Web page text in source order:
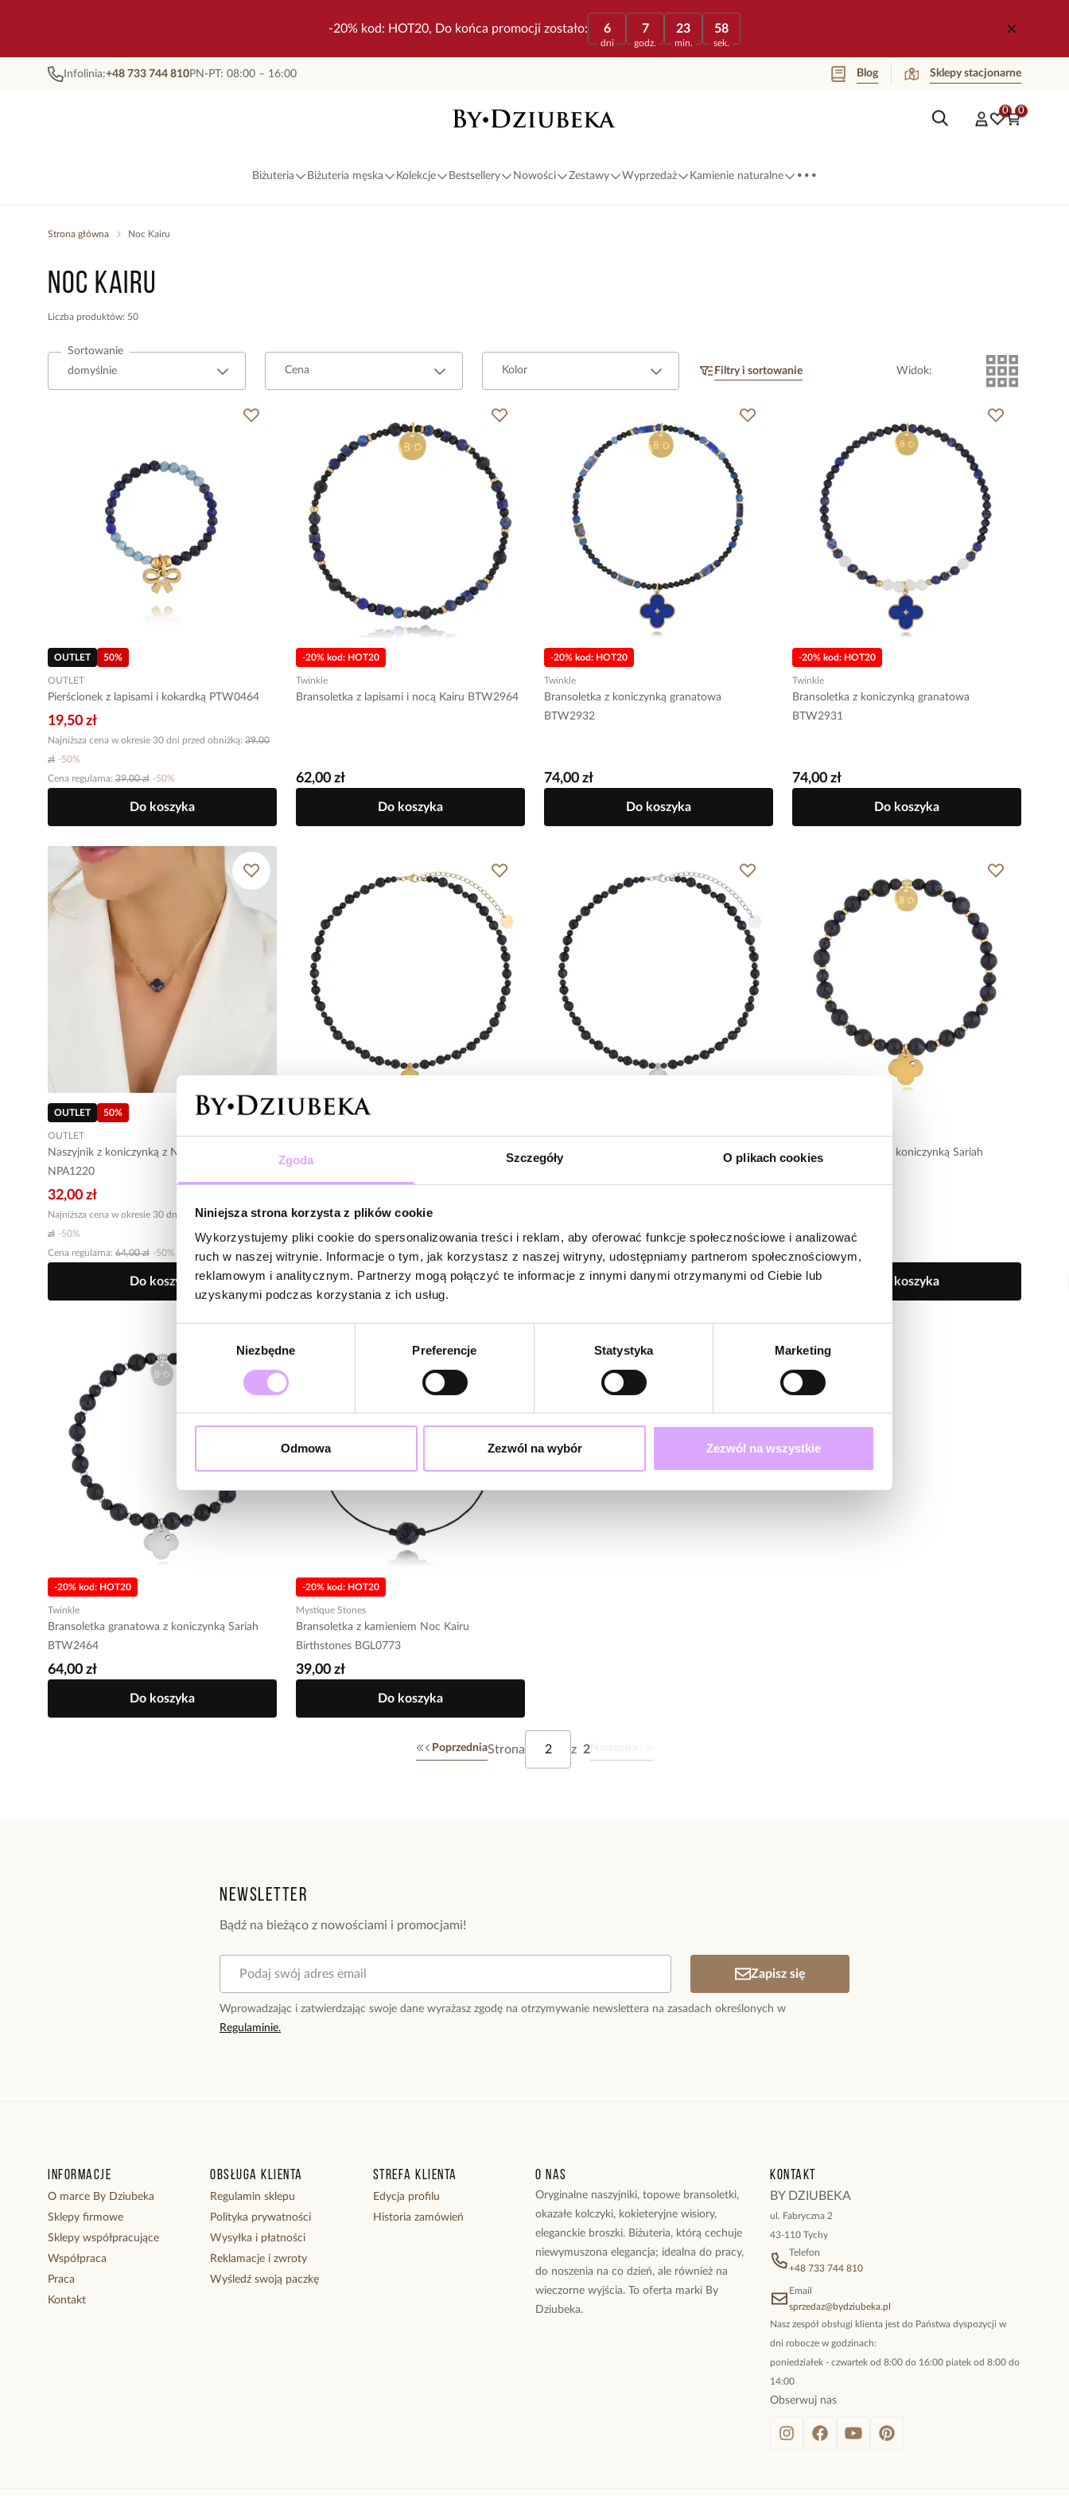
Zgoda Szczegóły O plikach cookies
Niniejsza strona korzysta z plików cookie
Wykorzystujemy pliki cookie do spersonalizowania treści i reklam, aby oferować funkcje społecznościowe i analizować
ruch w naszej witrynie. Informacje o tym, jak korzystasz z naszej witryny, udostępniamy partnerom społecznościowym,
reklamowym i analitycznym. Partnerzy mogą połączyć te informacje z innymi danymi otrzymanymi od Ciebie lub
uzyskanymi podczas korzystania z ich usług.
zgody
Niezbędne Preferencje Statystyka Marketing
Odmowa Zezwól na wybór Zezwól na wszystkie
-20% kod: HOT20, Do końca promocji zostało: 6
dni
7
godz.
23
min.
58
sek.
Infolinia:+48 733 744 810PN-PT: 08:00 – 16:00 Blog Sklepy stacjonarne
0 0
Biżuteria Biżuteria męska Kolekcje Bestsellery Nowości Zestawy Wyprzedaż Kamienie naturalne ...
Strona główna Noc Kairu
Noc Kairu
Liczba produktów: 50
Sortowanie
Cena
Kolor Filtry i sortowanie Widok:
OUTLET 50%
OUTLET
Pierścionek z lapisami i kokardką PTW0464
19,50 zł
Najniższa cena w okresie 30 dni przed obniżką: 39,00
zł -50%
Cena regularna: 39,00 zł -50%
Do koszyka
-20% kod: HOT20
Twinkle
Bransoletka z lapisami i nocą Kairu BTW2964
62,00 zł
Do koszyka
-20% kod: HOT20
Twinkle
Bransoletka z koniczynką granatowa
BTW2932
74,00 zł
Do koszyka
-20% kod: HOT20
Twinkle
Bransoletka z koniczynką granatowa
BTW2931
74,00 zł
Do koszyka
OUTLET 50%
OUTLET
Naszyjnik z koniczynką z Nocą Kairu Creation
NPA1220
32,00 zł
Najniższa cena w okresie 30 dni przed obniżką: 64,00
zł -50%
Cena regularna: 64,00 zł -50%
Do koszyka
-20% kod: HOT20
Twinkle
98,00 zł
Do koszyka
Twinkle
Naszyjnik czarny z koniczynką Sariah
98,00 zł
Do koszyka
Twinkle
Bransoletka czarna z koniczynką Sariah
64,00 zł
Do koszyka
-20% kod: HOT20
Twinkle
Bransoletka granatowa z koniczynką Sariah
BTW2464
64,00 zł
Do koszyka
-20% kod: HOT20
Mystique Stones
Bransoletka z kamieniem Noc Kairu
Birthstones BGL0773
39,00 zł
Do koszyka
PoprzedniaStrona z 2
Newsletter
Bądź na bieżąco z nowościami i promocjami!
Zapisz się
Wprowadzając i zatwierdzając swoje dane wyrażasz zgodę na otrzymywanie newslettera na zasadach określonych w
Regulaminie.
Informacje
O marce By Dziubeka
Sklepy firmowe
Sklepy współpracujące
Współpraca
Praca
Kontakt
Obsługa klienta
Regulamin sklepu
Polityka prywatności
Wysyłka i płatności
Reklamacje i zwroty
Wyśledź swoją paczkę
Strefa klienta
Edycja profilu
Historia zamówień
O nas
Oryginalne naszyjniki, topowe bransoletki,
okazałe kolczyki, kokieteryjne wisiory,
eleganckie broszki. Biżuteria, którą cechuje
niewymuszona elegancja; idealna do pracy,
do noszenia na co dzień, ale również na
wieczorne wyjścia. To oferta marki By
Dziubeka.
Kontakt
BY DZIUBEKA
ul. Fabryczna 2
43-110 Tychy
Telefon
+48 733 744 810
Email
sprzedaz@bydziubeka.pl
Nasz zespół obsługi klienta jest do Państwa dyspozycji w
dni robocze w godzinach:
poniedziałek - czwartek od 8:00 do 16:00 piatek od 8:00 do
14:00
Obserwuj nas